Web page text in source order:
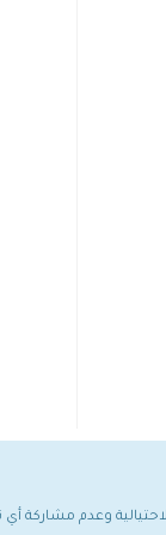
وعدم مشاركة